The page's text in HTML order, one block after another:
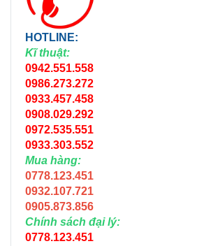
HOTLINE:
Kĩ thuật:
0942.551.558
0986.273.272
0933.457.458
0908.029.292
0972.535.551
0933.303.552
Mua hàng:
0778.123.451
0932.107.721
0905.873.856
Chính sách đại lý:
0778.123.451